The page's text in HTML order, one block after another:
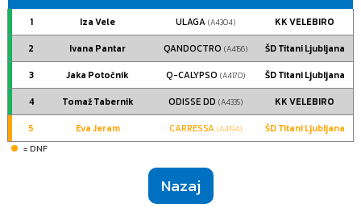
1 Iza Vele ULAGA (A4304) KK VELEBIRO
2 Ivana Pantar QANDOCTRO (A4156) ŠD Titani Ljubljana
3 Jaka Potočnik Q-CALYPSO (A4170) ŠD Titani Ljubljana
4 Tomaž Tabernik ODISSE DD (A4335) KK VELEBIRO
5 Eva Jeram CARRESSA (A4194)
ŠD Titani Ljubljana
= DNF
Nazaj